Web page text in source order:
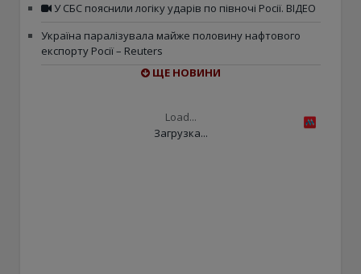
У СБС пояснили логіку ударів по півночі Росії. ВІДЕО
Україна паралізувала майже половину нафтового
експорту Росії – Reuters
ЩЕ НОВИНИ
Load...
Загрузка...